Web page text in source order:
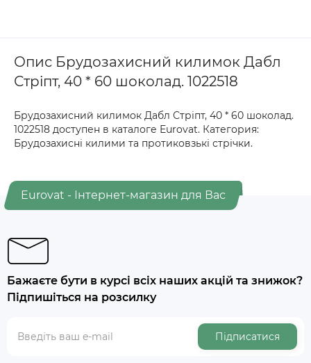
Опис Брудозахисний килимок Дабл
Стріпт, 40 * 60 шоколад. 1022518
Брудозахисний килимок Дабл Стріпт, 40 * 60 шоколад.
1022518 доступен в каталоге Eurovat. Категория:
Брудозахисні килими та протиковзькі стрічки.
Eurovat - Інтернет-магазин для Вас
Бажаєте бути в курсі всіх наших акцій та знижок?
Підпишіться на розсилку
Підписатися